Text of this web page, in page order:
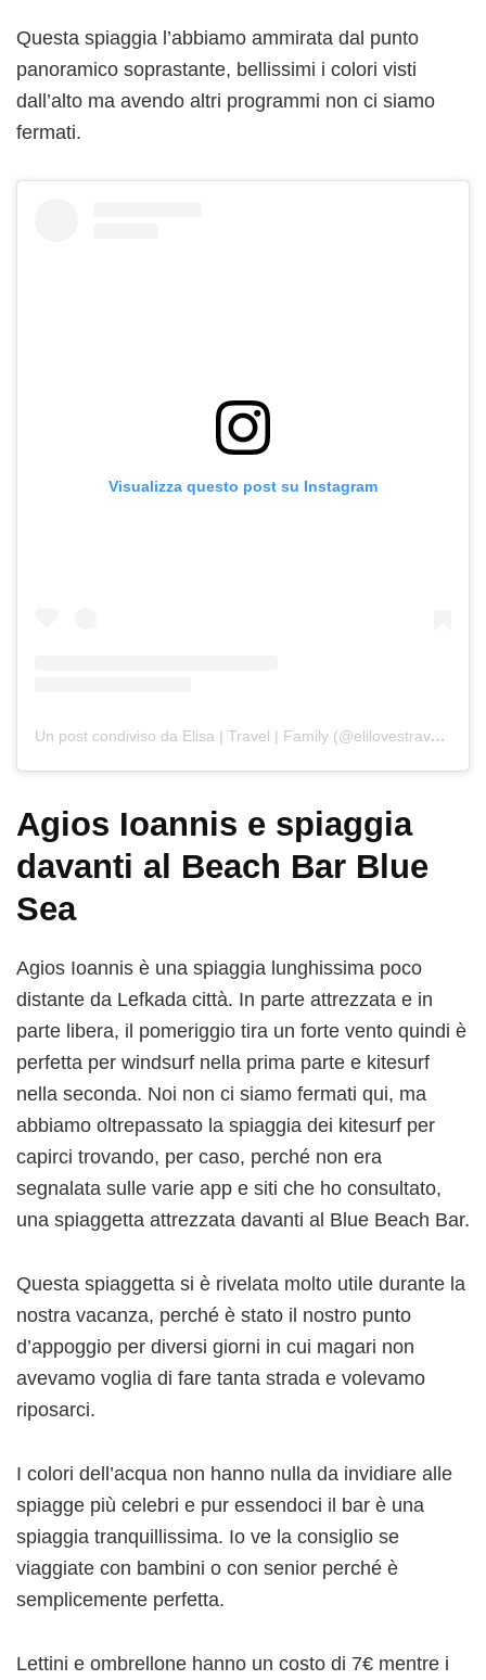
Questa spiaggia l’abbiamo ammirata dal punto
panoramico soprastante, bellissimi i colori visti
dall’alto ma avendo altri programmi non ci siamo
fermati.
Visualizza questo post su Instagram
Un post condiviso da Elisa | Travel | Family (@elilovestravelling)
Agios Ioannis e spiaggia
davanti al Beach Bar Blue
Sea
Agios Ioannis è una spiaggia lunghissima poco
distante da Lefkada città. In parte attrezzata e in
parte libera, il pomeriggio tira un forte vento quindi è
perfetta per windsurf nella prima parte e kitesurf
nella seconda. Noi non ci siamo fermati qui, ma
abbiamo oltrepassato la spiaggia dei kitesurf per
capirci trovando, per caso, perché non era
segnalata sulle varie app e siti che ho consultato,
una spiaggetta attrezzata davanti al Blue Beach Bar.
Questa spiaggetta si è rivelata molto utile durante la
nostra vacanza, perché è stato il nostro punto
d’appoggio per diversi giorni in cui magari non
avevamo voglia di fare tanta strada e volevamo
riposarci.
I colori dell’acqua non hanno nulla da invidiare alle
spiagge più celebri e pur essendoci il bar è una
spiaggia tranquillissima. Io ve la consiglio se
viaggiate con bambini o con senior perché è
semplicemente perfetta.
Lettini e ombrellone hanno un costo di 7€ mentre i